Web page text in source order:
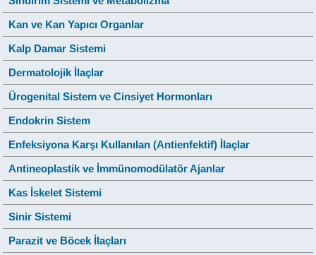
Kan ve Kan Yapıcı Organlar
Kalp Damar Sistemi
Dermatolojik İlaçlar
Ürogenital Sistem ve Cinsiyet Hormonları
Endokrin Sistem
Enfeksiyona Karşı Kullanılan (Antienfektif) İlaçlar
Antineoplastik ve İmmünomodülatör Ajanlar
Kas İskelet Sistemi
Sinir Sistemi
Parazit ve Böcek İlaçları